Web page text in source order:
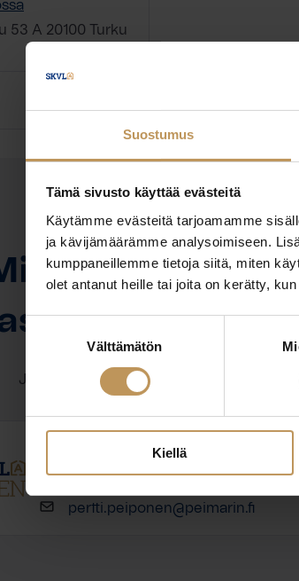
Suostumus
Tämä sivusto käyttää evästeitä
Käytämme evästeitä tarjoamamme
ja kävijämäärämme analysoimiseen.
kumppaneillemme tietoja siitä, miten
olet antanut heille tai joita on kerätty,
Suostumuksen
Välttämätön
Kiellä
53 A 20100 Turku
OTA YHTEYTTÄ
voin auttaa
Jätä yhteystietosi, niin otan yhteyttä
pertti.peiponen@peimarin.fi